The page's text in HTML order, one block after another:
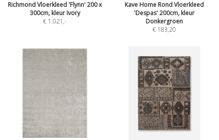
Richmond Vloerkleed 'Flynn' 200 x
300cm, kleur Ivory
€ 1.021 ,-
Kave Home Rond Vloerkleed
'Despas' 200cm, kleur
Donkergroen
€ 183,20